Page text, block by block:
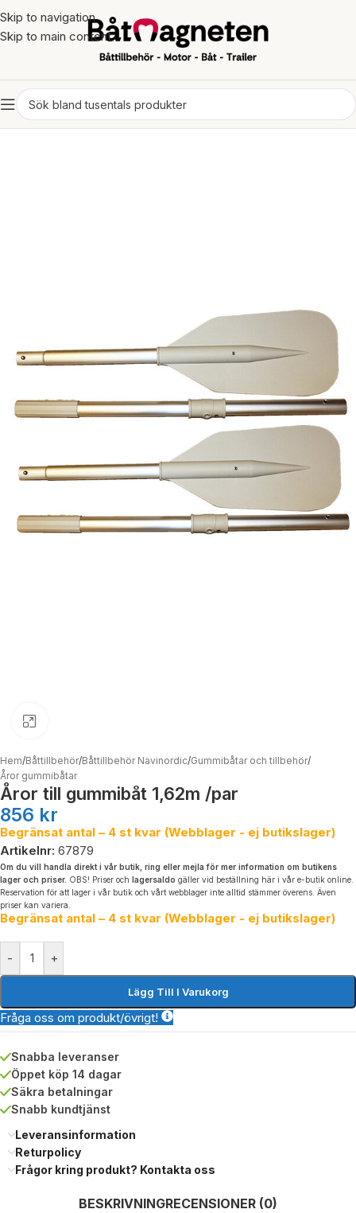
Skip to navigation
Skip to main content
Hem/Båttillbehör/Båttillbehör Navinordic/Gummibåtar och tillbehör/
Åror gummibåtar
Åror till gummibåt 1,62m /par
856 kr
Begränsat antal – 4 st kvar (Webblager - ej butikslager)
Artikelnr: 67879
Om du vill handla direkt i vår butik, ring eller mejla för mer information om butikens
lager och priser. OBS! Priser och lagersaldo gäller vid beställning här i vår e-butik online.
Reservation för att lager i vår butik och vårt webblager inte alltid stämmer överens. Även
priser kan variera.
Begränsat antal – 4 st kvar (Webblager - ej butikslager)
- +
Lägg Till I Varukorg
Fråga oss om produkt/övrigt!
Snabba leveranser
Öppet köp 14 dagar
Säkra betalningar
Snabb kundtjänst
Leveransinformation
Returpolicy
Frågor kring produkt? Kontakta oss
BESKRIVNINGRECENSIONER (0)